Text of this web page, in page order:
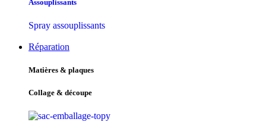
Assouplissants
Spray assouplissants
Réparation
Matières & plaques
Collage & découpe